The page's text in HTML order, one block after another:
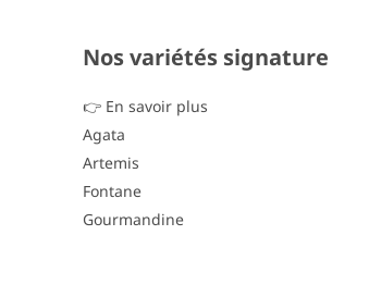
Nos variétés signature
👉 En savoir plus
Agata
Artemis
Fontane
Gourmandine